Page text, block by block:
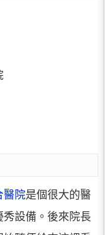
醫院是個很大的醫
設備。後來院長